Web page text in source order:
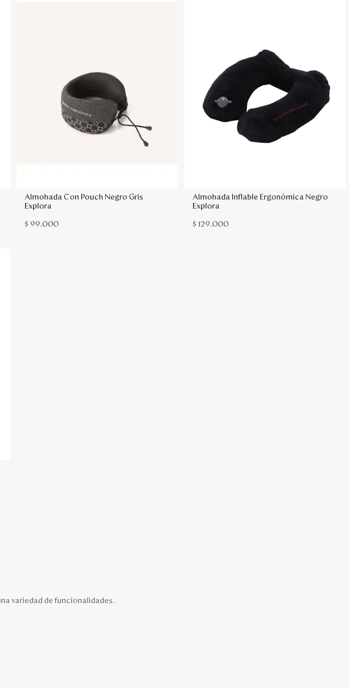
Almohada Con Pouch Negro Gris
Explora
$ 99.000
Almohada Inflable Ergonómica Negro
Explora
$ 129.000
variedad de funcionalidades.